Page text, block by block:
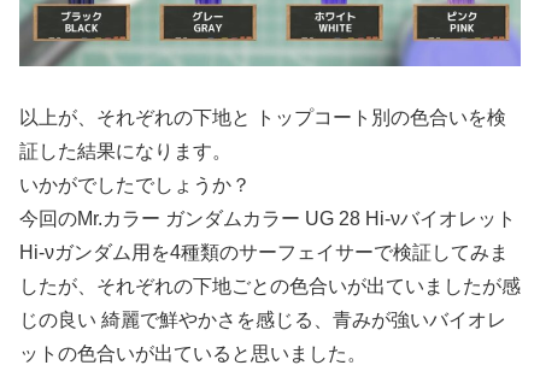
以上が、それぞれの下地と トップコート別の色合いを検
証した結果になります。
いかがでしたでしょうか？
今回のMr.カラー ガンダムカラー UG 28 Hi-νバイオレット
Hi-νガンダム用を4種類のサーフェイサーで検証してみま
したが、それぞれの下地ごとの色合いが出ていましたが感
じの良い 綺麗で鮮やかさを感じる、青みが強いバイオレ
ットの色合いが出ていると思いました。